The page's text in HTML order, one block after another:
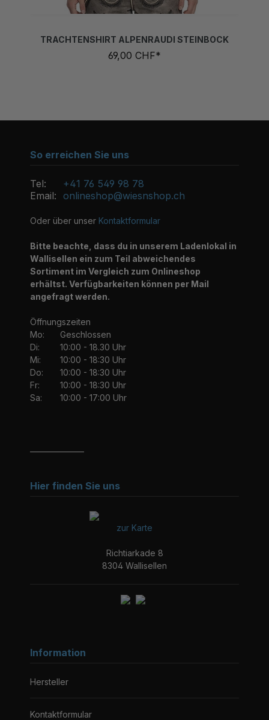
69,00 CHF*
So erreichen Sie uns
Tel:
+41 76 549 98 78
Email: onlineshop@wiesnshop.ch
Oder über unser Kontaktformular
Bitte beachte, dass du in unserem Ladenlokal in
Wallisellen ein zum Teil abweichendes
Sortiment im Vergleich zum Onlineshop
erhältst. Verfügbarkeiten können per Mail
angefragt werden.
Öffnungszeiten
Mo:
Geschlossen
Di:
10:00 - 18.30 Uhr
Mi:
10:00 - 18:30 Uhr
Do:
10:00 - 18:30 Uhr
Fr:
10:00 - 18:30 Uhr
Sa:
10:00 - 17:00 Uhr
Hier finden Sie uns
zur Karte
Richtiarkade 8
8304 Wallisellen
Information
Hersteller
Kontaktformular